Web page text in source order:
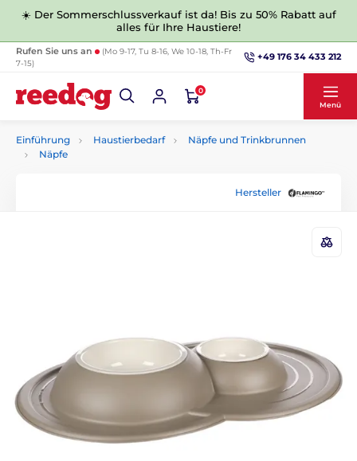
☀️ Der Sommerschlussverkauf ist da! Bis zu 50% Rabatt auf
alles für Ihre Haustiere!
Rufen Sie uns an
(Mo 9-17, Tu 8-16, We 10-18, Th-Fr
7-15)
+49 176 34 433 212
0
Menü
Einführung Haustierbedarf
Näpfe und Trinkbrunnen
Näpfe
Hersteller